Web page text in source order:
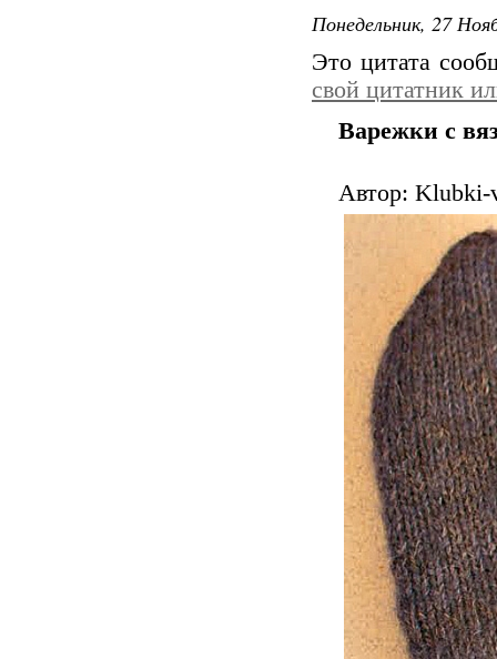
Понедельник, 27
Это цитата
свой цитатник
Варежки с
Автор: Klubki-